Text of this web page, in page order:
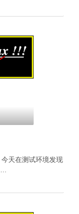
天在测试环境发现